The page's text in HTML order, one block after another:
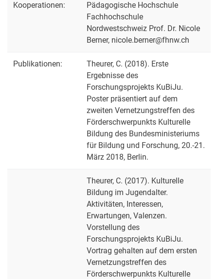
Kooperationen:
Pädagogische Hochschule
Fachhochschule
Nordwestschweiz Prof. Dr. Nicole
Berner, nicole.berner@fhnw.ch
Publikationen:
Theurer, C. (2018). Erste
Ergebnisse des
Forschungsprojekts KuBiJu.
Poster präsentiert auf dem
zweiten Vernetzungstreffen des
Förderschwerpunkts Kulturelle
Bildung des Bundesministeriums
für Bildung und Forschung, 20.-21.
März 2018, Berlin.
Theurer, C. (2017). Kulturelle
Bildung im Jugendalter.
Aktivitäten, Interessen,
Erwartungen, Valenzen.
Vorstellung des
Forschungsprojekts KuBiJu.
Vortrag gehalten auf dem ersten
Vernetzungstreffen des
Förderschwerpunkts Kulturelle